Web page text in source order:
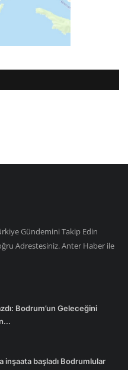
Gündemini Takip Edin
Adrestesiniz. Anter Haber ile
Bodrum’un Geleceğini
inşaata başladı Bodrumlular